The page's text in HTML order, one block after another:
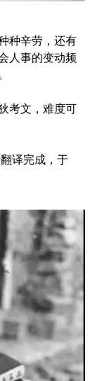
种辛劳，还有
人事的变动频
考文，难度可
译完成，于